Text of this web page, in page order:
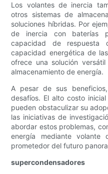
Los volantes de inercia
otros sistemas de
soluciones híbridas. Por
de inercia con baterías
capacidad de
capacidad energética de
ofrece una solución
almacenamiento de energía.
A pesar de sus
desafíos. El alto costo
pueden obstaculizar su
las iniciativas de
abordar estos problemas,
energía mediante volante
prometedor del futuro
supercondensadores